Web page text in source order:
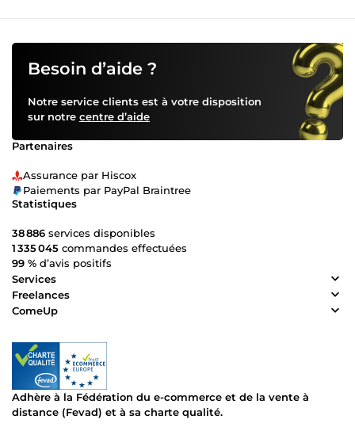
Besoin d’aide ?
Notre service clients est à votre disposition
sur notre centre d’aide
Partenaires
Assurance par Hiscox
Paiements par PayPal Braintree
Statistiques
38 886 services disponibles
1 335 045 commandes effectuées
99 % d’avis positifs
Services
Freelances
ComeUp
Adhère à la Fédération du e-commerce et de la vente à
distance (Fevad) et à sa charte qualité.